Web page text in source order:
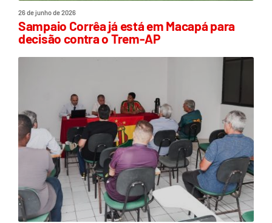
26 de junho de 2026
Sampaio Corrêa já está em Macapá para
decisão contra o Trem-AP